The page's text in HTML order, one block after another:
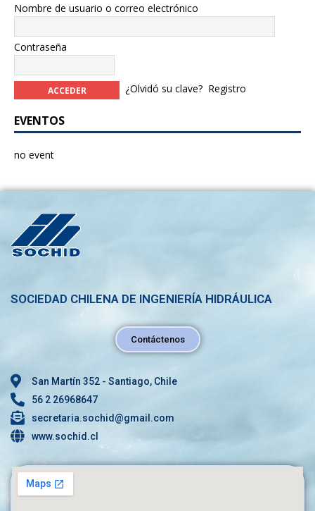
Nombre de usuario o correo electrónico
Contraseña
¿Olvidó su clave? Registro
EVENTOS
no event
SOCIEDAD CHILENA DE INGENIERÍA HIDRÁULICA
Contáctenos
San Martín 352 - Santiago, Chile
56 2 26968647
secretaria.sochid@gmail.com
www.sochid.cl